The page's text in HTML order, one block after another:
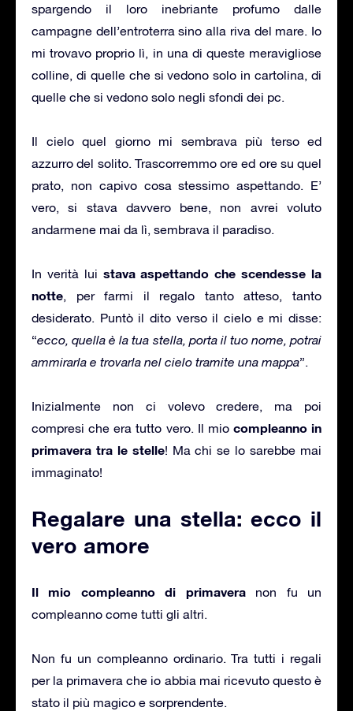
spargendo il loro inebriante profumo dalle
campagne dell’entroterra sino alla riva del mare. Io
mi trovavo proprio lì, in una di queste meravigliose
colline, di quelle che si vedono solo in cartolina, di
quelle che si vedono solo negli sfondi dei pc.
Il cielo quel giorno mi sembrava più terso ed
azzurro del solito. Trascorremmo ore ed ore su quel
prato, non capivo cosa stessimo aspettando. E’
vero, si stava davvero bene, non avrei voluto
andarmene mai da lì, sembrava il paradiso.
In verità lui stava aspettando che scendesse la
notte, per farmi il regalo tanto atteso, tanto
desiderato. Puntò il dito verso il cielo e mi disse:
“ecco, quella è la tua stella, porta il tuo nome, potrai
ammirarla e trovarla nel cielo tramite una mappa”.
Inizialmente non ci volevo credere, ma poi
compresi che era tutto vero. Il mio compleanno in
primavera tra le stelle! Ma chi se lo sarebbe mai
immaginato!
Regalare una stella: ecco il
vero amore
Il mio compleanno di primaveranon fu un
compleanno come tutti gli altri.
Non fu un compleanno ordinario. Tra tutti i regali
per la primavera che io abbia mai ricevuto questo è
stato il più magico e sorprendente.